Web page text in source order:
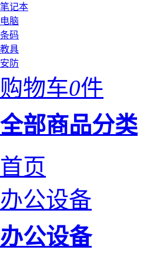
笔记本
电脑
条码
教具
安防
购物车0件
全部商品分类
首页
办公设备
办公设备